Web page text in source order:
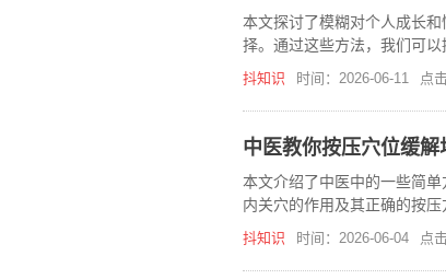
本文探讨了模糊对个人成长
择。通过这些方法，我们可以
抖知识 时间：2026-06-11 点
中医教你按压穴位缓解
本文介绍了中医中的一些简
内关穴的作用及其正确的按压
抖知识 时间：2026-06-04 点